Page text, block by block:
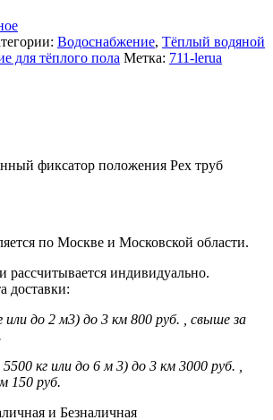
Водоснабжение, Тёплый водяной
для тёплого пола Метка: 711-lerua
фиксатор положения Pex труб
по Москве и Московской области.
рассчитывается индивидуально.
доставки:
или до 2 м3) до 3 км 800 руб. , свыше за
кг или до 6 м 3) до 3 км 3000 руб. ,
150 руб.
и Безналичная